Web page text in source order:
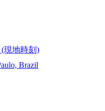
(現地時刻)
Brazil